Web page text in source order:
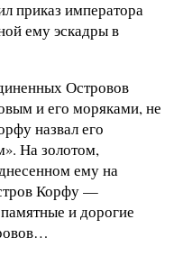
приказ императора
ему эскадры в
Островов
и его моряками, не
назвал его
На золотом,
ему на
Корфу —
и дорогие